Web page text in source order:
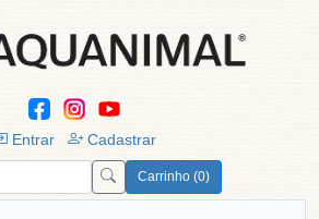
Entrar Cadastrar
Carrinho (0)